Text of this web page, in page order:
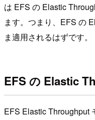
は EFS の Elastic
ます。つまり、EFS の
ま適用されるはずです。
EFS の Elastic
EFS Elastic Throughput